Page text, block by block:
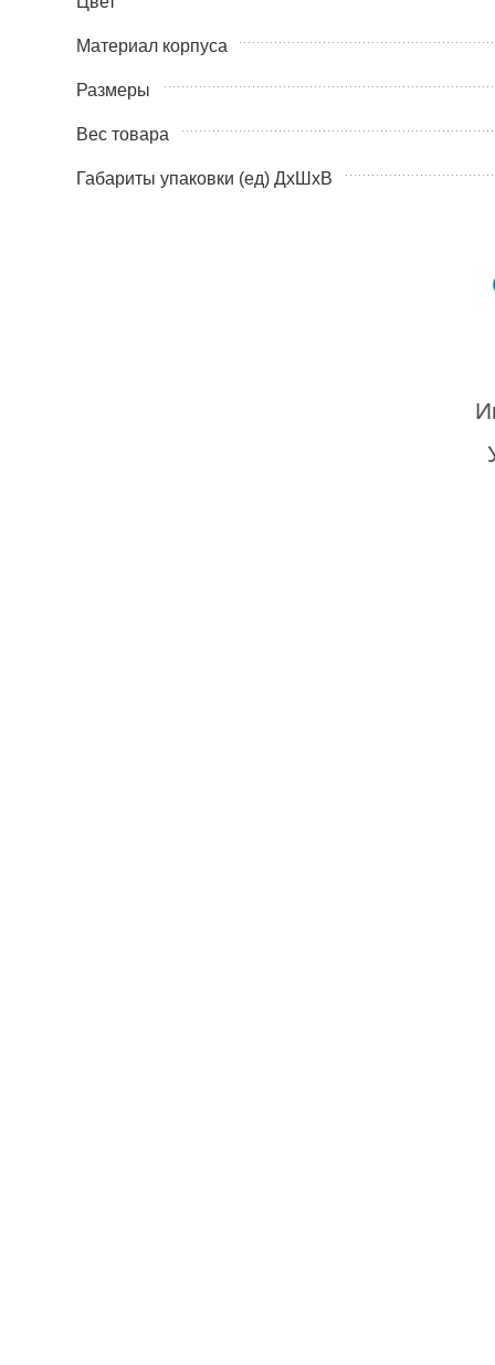
Материал корпуса
Размеры
Вес товара
Габариты упаковки (ед) ДхШхВ